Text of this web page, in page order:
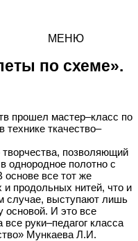
МЕНЮ
по схеме».
прошел мастер–класс по
технике ткачество–
позволяющий
однородное полотно с
все тот же
и продольных нитей, что и
случае, выступают лишь
основой. И это все
руки–педагог класса
Мункаева Л.И.